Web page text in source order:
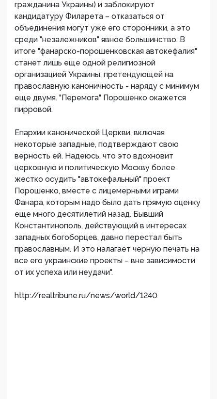
гражданина Украины) и заблокируют
кандидатуру Филарета – отказаться от
объединения могут уже его сторонники, а это
среди "незалежников" явное большинство. В
итоге "фанарско-порошенковская автокефалия"
станет лишь еще одной религиозной
организацией Украины, претендующей на
православную каноничность - наряду с минимум
еще двумя. "Перемога" Порошенко окажется
пирровой.
Епархии канонической Церкви, включая
некоторые западные, подтверждают свою
верность ей. Надеюсь, что это вдохновит
церковную и политическую Москву более
жестко осудить "автокефальный" проект
Порошенко, вместе с лицемерными играми
Фанара, которым надо было дать прямую оценку
еще много десятилетий назад. Бывший
Константинополь, действующий в интересах
западных богоборцев, давно перестал быть
православным. И это налагает черную печать на
все его украинские проекты – вне зависимости
от их успеха или неудачи".
http://realtribune.ru/news/world/1240